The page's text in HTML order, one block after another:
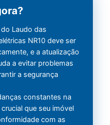
Laudo das
NR10 deve ser
e a atualização
a evitar problemas
a segurança
constantes na
que seu imóvel
com as